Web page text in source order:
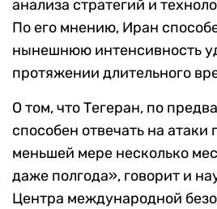
анализа стратегий и
По его мнению, Иран
нынешнюю интенсивность
протяжении длительного
О том, что Тегеран, по
способен отвечать на атаки
меньшей мере несколько
даже полгода», говорит и
Центра международной